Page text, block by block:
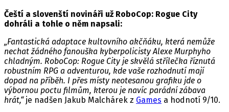
Čeští a slovenští novináři už RoboCop: Rogue City
dohráli a tohle o něm napsali:
„Fantastická adaptace kultovního akčňáku, která nemůže
nechat žádného fanouška kyberpolicisty Alexe Murphyho
chladným. RoboCop: Rogue City je skvělá střílečka říznutá
robustním RPG a adventurou, kde vaše rozhodnutí mají
dopad na příběh. I přes místy neotesanou grafiku jde o
výbornou poctu filmům, kterou je navíc parádní zábava
hrát,“je nadšen Jakub Malchárek z Games a hodnotí 9/10.